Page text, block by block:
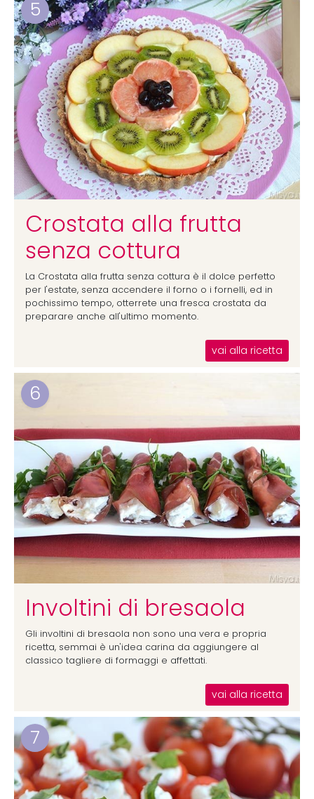
5
Crostata alla frutta
senza cottura
La Crostata alla frutta senza cottura è il dolce perfetto
per l'estate, senza accendere il forno o i fornelli, ed in
pochissimo tempo, otterrete una fresca crostata da
preparare anche all'ultimo momento.
vai alla ricetta
6
Involtini di bresaola
Gli involtini di bresaola non sono una vera e propria
ricetta, semmai è un'idea carina da aggiungere al
classico tagliere di formaggi e affettati.
vai alla ricetta
7